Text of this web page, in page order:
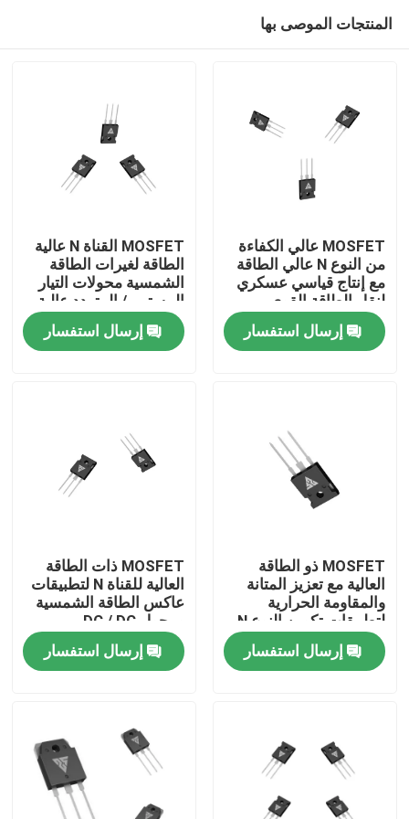
المنزل
المنتجات
جولة في المعمل
اتصل بنا
أخبار
موسفيت عالي الطاقة
كربيد السيليكون موسفيت
المنتجات الموصى بها
MOSFET عالي الكفاءة
من النوع N عالي الطاقة
مع إنتاج قياسي عسكري
لنقل الطاقة القوي
إرسال استفسار
MOSFET القناة N عالية
الطاقة لغيرات الطاقة
الشمسية محولات التيار
المستمر / المتردد عالية
الجهد وسائقات المحرك
إرسال استفسار
MOSFET ذو الطاقة
العالية مع تعزيز المتانة
والمقاومة الحرارية
لتطبيقات تكوين النوع N
إرسال استفسار
MOSFET ذات الطاقة
العالية للقناة N لتطبيقات
عاكس الطاقة الشمسية
ومحول DC / DC
إرسال استفسار